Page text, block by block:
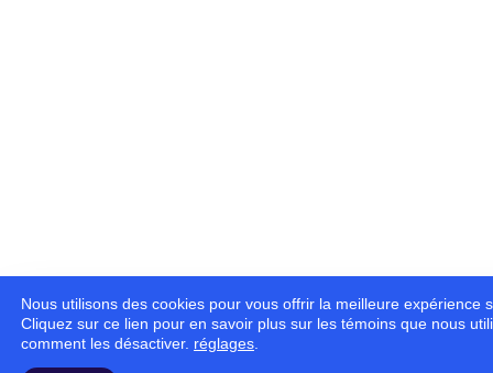
Nous utilisons des cookies pour vous offrir la meilleure expérience
Cliquez sur ce lien pour en savoir plus sur les témoins que nous
comment les désactiver. réglages